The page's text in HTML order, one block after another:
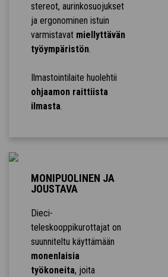
stereot, aurinkosuojukset
ja ergonominen istuin
varmistavat miellyttävän
työympäristön.
Ilmastointilaite huolehtii
ohjaamon raittiista
ilmasta.
MONIPUOLINEN JA
JOUSTAVA
Dieci-
teleskooppikurottajat on
suunniteltu käyttämään
monenlaisia
työkoneita, joita